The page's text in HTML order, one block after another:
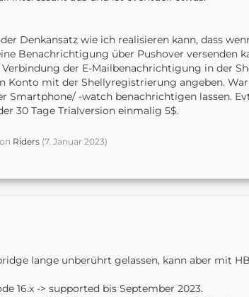
Denkansatz wie ich realisieren kann, dass
Benachrichtigung über Pushover versenden
der E-Mailbenachrichtigung in der
Konto mit der Shellyregistrierung angeben.
Smartphone/ -watch benachrichtigen lassen.
30 Tage Trialversion einmalig 5$.
Riders (7. Januar 2023)
lange unberührt gelassen, kann aber mit HB
16.x -> supported bis September 2023.